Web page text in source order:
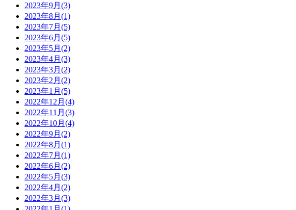
2023年9月(3)
2023年8月(1)
2023年7月(5)
2023年6月(5)
2023年5月(2)
2023年4月(3)
2023年3月(2)
2023年2月(2)
2023年1月(5)
2022年12月(4)
2022年11月(3)
2022年10月(4)
2022年9月(2)
2022年8月(1)
2022年7月(1)
2022年6月(2)
2022年5月(3)
2022年4月(2)
2022年3月(3)